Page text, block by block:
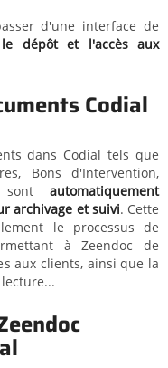
d'une interface de
dépôt et l'accès aux
Codial
dans Codial tels que
Bons d'Intervention,
sont automatiquement
archivage et suivi. Cette
le processus de
à Zeendoc de
aux clients, ainsi que la